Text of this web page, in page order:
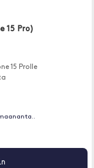
15 Pro)
15 Prolle